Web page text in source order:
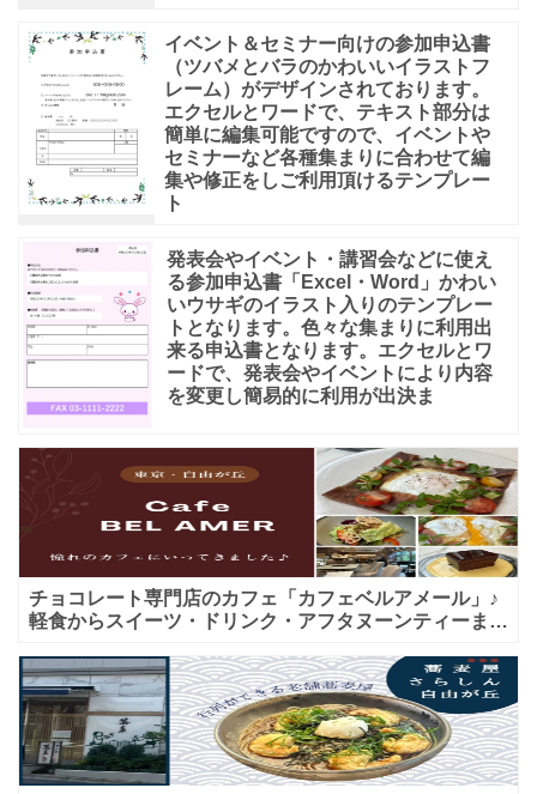
イベント＆セミナー向けの参加申込書
（ツバメとバラのかわいいイラストフ
レーム）がデザインされております。
エクセルとワードで、テキスト部分は
簡単に編集可能ですので、イベントや
セミナーなど各種集まりに合わせて編
集や修正をしご利用頂けるテンプレー
ト
発表会やイベント・講習会などに使え
る参加申込書「Excel・Word」かわい
いウサギのイラスト入りのテンプレー
トとなります。色々な集まりに利用出
来る申込書となります。エクセルとワ
ードで、発表会やイベントにより内容
を変更し簡易的に利用が出決ま
チョコレート専門店のカフェ「カフェベルアメール」♪
軽食からスイーツ・ドリンク・アフタヌーンティーまで